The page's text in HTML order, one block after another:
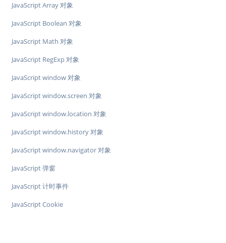
JavaScript Array 对象
JavaScript Boolean 对象
JavaScript Math 对象
JavaScript RegExp 对象
JavaScript window 对象
JavaScript window.screen 对象
JavaScript window.location 对象
JavaScript window.history 对象
JavaScript window.navigator 对象
JavaScript 弹窗
JavaScript 计时事件
JavaScript Cookie